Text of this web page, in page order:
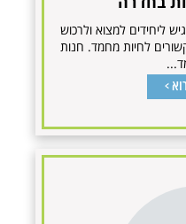
ליחידים למצוא ולרכוש
לחיות מחמד. חנות
>